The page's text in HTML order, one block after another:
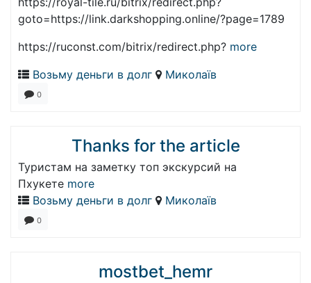
goto=https://link.darkshopping.online/?page=1789
https://ruconst.com/bitrix/redirect.php? more
Возьму деньги в долг
Миколаїв
0
Thanks for the article
Туристам на заметку топ экскурсий на
Пхукете more
Возьму деньги в долг
Миколаїв
0
mostbet_hemr